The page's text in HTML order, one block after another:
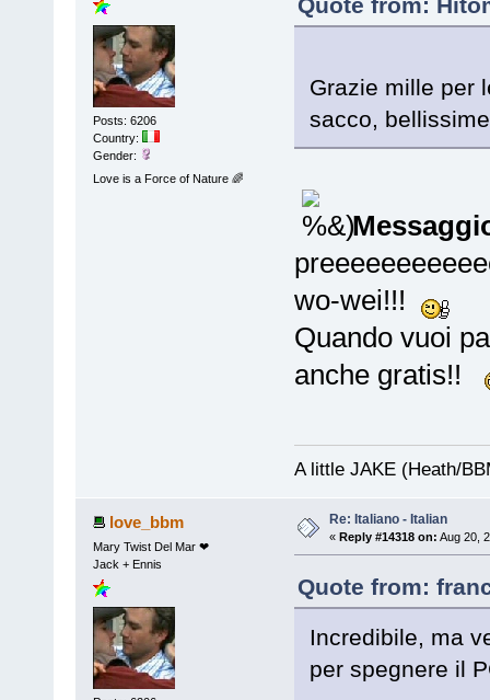
Posts: 6206
Country:
Gender:
Love is a Force of Nature 🌈
Grazie mille per
sacco,
wo-wei!!!
Quando vuoi
anche gratis!!
A little JAKE (Heath/
love_bbm
Mary Twist Del Mar ❤
Jack + Ennis
Re: Italiano - Italian
« Reply #14318 on: Aug 20,
Quote from:
Incredibile, ma
per spegnere il